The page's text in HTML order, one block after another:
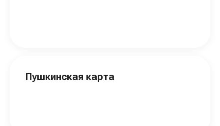
Пушкинская карта